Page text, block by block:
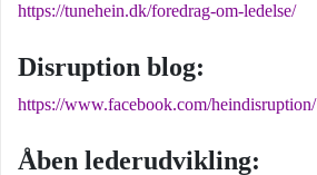
https://tunehein.dk/foredrag-om-ledelse/
Disruption blog:
https://www.facebook.com/heindisruption/
Åben lederudvikling: